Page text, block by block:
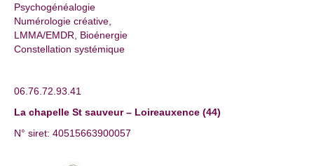
Psychogénéalogie
Numérologie créative,
LMMA/EMDR, Bioénergie
Constellation systémique
06.76.72.93.41
La chapelle St sauveur – Loireauxence (44)
N° siret: 40515663900057